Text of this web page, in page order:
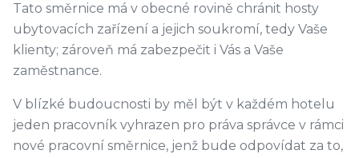
Tato směrnice má v obecné rovině chránit hosty
ubytovacích zařízení a jejich soukromí, tedy Vaše
klienty; zároveň má zabezpečit i Vás a Vaše
zaměstnance.
V blízké budoucnosti by měl být v každém hotelu
jeden pracovník vyhrazen pro práva správce v rámci
nové pracovní směrnice, jenž bude odpovídat za to,